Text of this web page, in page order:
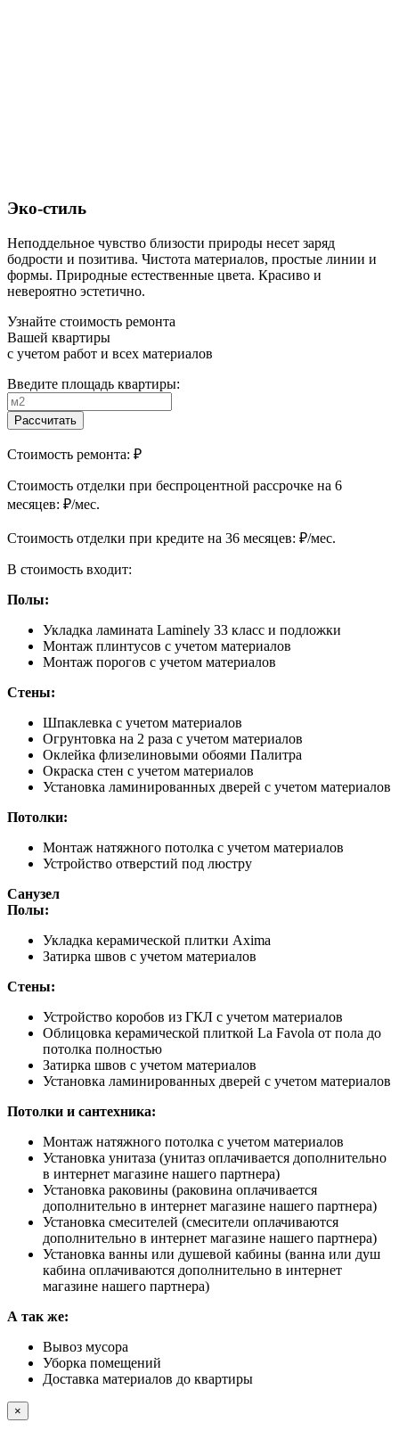
Эко-стиль
Неподдельное чувство близости природы несет заряд
бодрости и позитива. Чистота материалов, простые линии и
формы. Природные естественные цвета. Красиво и
невероятно эстетично.
Узнайте стоимость ремонта
Вашей квартиры
с учетом работ и всех материалов
Введите площадь квартиры:
Рассчитать
Стоимость ремонта: ₽
Cтоимость отделки при беспроцентной рассрочке на 6
месяцев: ₽/мес.
Cтоимость отделки при кредите на 36 месяцев: ₽/мес.
В стоимость входит:
Полы:
Укладка ламината Laminely 33 класс и подложки
Монтаж плинтусов с учетом материалов
Монтаж порогов с учетом материалов
Стены:
Шпаклевка с учетом материалов
Огрунтовка на 2 раза с учетом материалов
Оклейка флизелиновыми обоями Палитра
Окраска стен с учетом материалов
Установка ламинированных дверей с учетом материалов
Потолки:
Монтаж натяжного потолка с учетом материалов
Устройство отверстий под люстру
Санузел
Полы:
Укладка керамической плитки Axima
Затирка швов с учетом материалов
Стены:
Устройство коробов из ГКЛ с учетом материалов
Облицовка керамической плиткой La Favola от пола до
потолка полностью
Затирка швов с учетом материалов
Установка ламинированных дверей с учетом материалов
Потолки и сантехника:
Монтаж натяжного потолка с учетом материалов
Установка унитаза (унитаз оплачивается дополнительно
в интернет магазине нашего партнера)
Установка раковины (раковина оплачивается
дополнительно в интернет магазине нашего партнера)
Установка смесителей (смесители оплачиваются
дополнительно в интернет магазине нашего партнера)
Установка ванны или душевой кабины (ванна или душ
кабина оплачиваются дополнительно в интернет
магазине нашего партнера)
А так же:
Вывоз мусора
Уборка помещений
Доставка материалов до квартиры
×